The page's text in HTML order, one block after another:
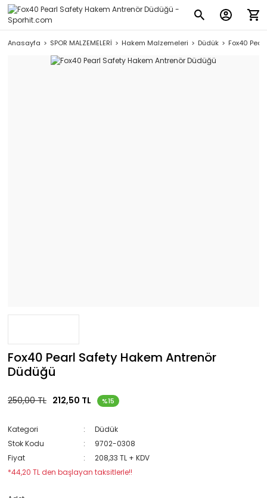
Anasayfa SPOR MALZEMELERİ Hakem Malzemeleri Düdük Fox40
Fox40 Pearl Safety Hakem Antrenör
Düdüğü
250,00 TL 212,50 TL %15
Kategori
Düdük
Stok Kodu
9702-0308
Fiyat
208,33 TL + KDV
*44,20 TL den başlayan taksitlerle!!